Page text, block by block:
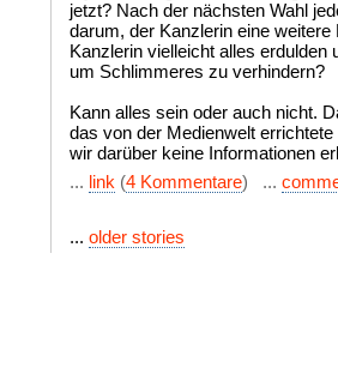
jetzt? Nach der nächsten Wahl
darum, der Kanzlerin eine
Kanzlerin vielleicht alles
um Schlimmeres zu verhindern?
Kann alles sein oder auch nicht.
das von der Medienwelt
wir darüber keine Informationen
... link (4 Kommentare) ...
... older stories